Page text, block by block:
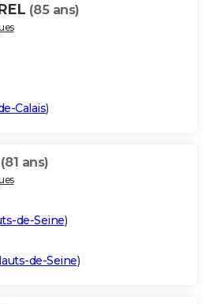
(85 ans)
Calais)
(81 ans)
de-Seine)
de-Seine)